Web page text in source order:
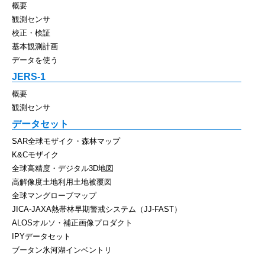
概要
観測センサ
校正・検証
基本観測計画
データを使う
JERS-1
概要
観測センサ
データセット
SAR全球モザイク・森林マップ
K&Cモザイク
全球高精度・デジタル3D地図
高解像度土地利用土地被覆図
全球マングローブマップ
JICA-JAXA熱帯林早期警戒システム（JJ-FAST）
ALOSオルソ・補正画像プロダクト
IPYデータセット
ブータン氷河湖インベントリ